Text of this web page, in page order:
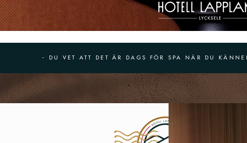
- DU VET ATT DET ÄR DAGS FÖR SPA NÄR DU